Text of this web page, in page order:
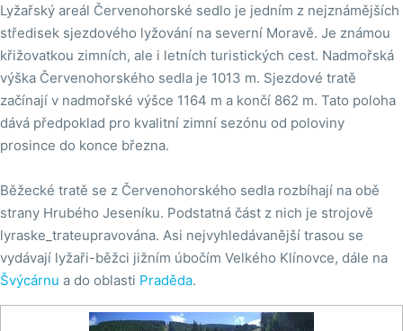
Lyžařský areál Červenohorské sedlo je jedním z nejznámějších
středisek sjezdového lyžování na severní Moravě. Je známou
křižovatkou zimních, ale i letních turistických cest. Nadmořská
výška Červenohorského sedla je 1013 m. Sjezdové tratě
začínají v nadmořské výšce 1164 m a končí 862 m. Tato poloha
dává předpoklad pro kvalitní zimní sezónu od poloviny
prosince do konce března.
Běžecké tratě se z Červenohorského sedla rozbíhají na obě
strany Hrubého Jeseníku. Podstatná část z nich je strojově
lyraske_trateupravována. Asi nejvyhledávanější trasou se
vydávají lyžaři-běžci jižním úbočím Velkého Klínovce, dále na
Švýcárnu a do oblasti Praděda.